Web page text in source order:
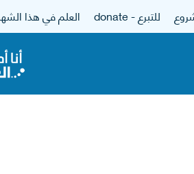
للتبرع - donate العلم في هذا